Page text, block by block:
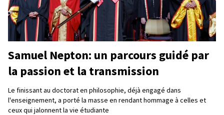
Samuel Nepton: un parcours guidé par
la passion et la transmission
Le finissant au doctorat en philosophie, déjà engagé dans
l'enseignement, a porté la masse en rendant hommage à celles et
ceux qui jalonnent la vie étudiante